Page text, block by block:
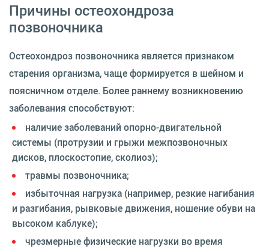
Причины остеохондроза
позвоночника
Остеохондроз позвоночника является признаком
старения организма, чаще формируется в шейном и
поясничном отделе. Более раннему возникновению
заболевания способствуют:
наличие заболеваний опорно-двигательной
системы (протрузии и грыжи межпозвоночных
дисков, плоскостопие, сколиоз);
травмы позвоночника;
избыточная нагрузка (например, резкие нагибания
и разгибания, рывковые движения, ношение обуви на
высоком каблуке);
чрезмерные физические нагрузки во время